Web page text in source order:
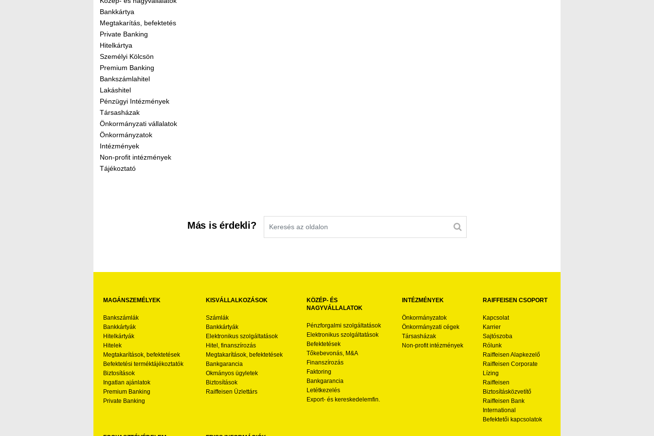
Bankkártya
Megtakarítás, befektetés
Private Banking
Hitelkártya
Személyi Kölcsön
Premium Banking
Bankszámlahitel
Lakáshitel
Pénzügyi Intézmények
Társasházak
Önkormányzati vállalatok
Önkormányzatok
Intézmények
Non-profit intézmények
Tájékoztató
Más is érdekli?
MAGÁNSZEMÉLYEK
Bankszámlák
Bankkártyák
Hitelkártyák
Hitelek
Megtakarítások, befektetések
Befektetési terméktájékoztatók
Biztosítások
Ingatlan ajánlatok
Premium Banking
Private Banking
KISVÁLLALKOZÁSOK
Számlák
Bankkártyák
Elektronikus szolgáltatások
Hitel, finanszírozás
Megtakarítások, befektetések
Bankgarancia
Okmányos ügyletek
Biztosítások
Raiffeisen Üzlettárs
KÖZÉP- ÉS
NAGYVÁLLALATOK
Pénzforgalmi szolgáltatások
Elektronikus szolgáltatások
Befektetések
Tőkebevonás, M&A
Finanszírozás
Faktoring
Bankgarancia
Letétkezelés
Export- és kereskedelemfin.
INTÉZMÉNYEK
Önkormányzatok
Önkormányzati cégek
Társasházak
Non-profit intézmények
RAIFFEISEN CSOPORT
Kapcsolat
Karrier
Sajtószoba
Rólunk
Raiffeisen Alapkezelő
Raiffeisen Corporate
Lízing
Raiffeisen
Biztosításközvetítő
Raiffeisen Bank
International
Befektetői kapcsolatok